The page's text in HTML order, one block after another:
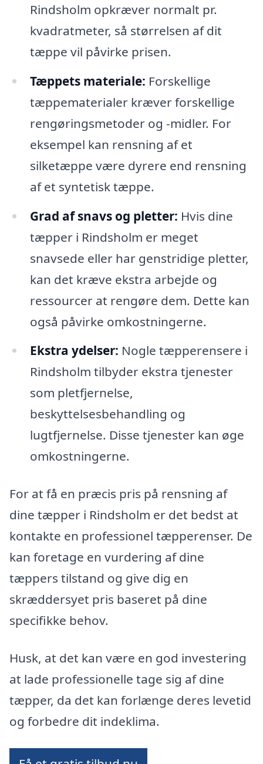
Rindsholm opkræver normalt pr.
kvadratmeter, så størrelsen af dit
tæppe vil påvirke prisen.
Tæppets materiale: Forskellige
tæppematerialer kræver forskellige
rengøringsmetoder og -midler. For
eksempel kan rensning af et
silketæppe være dyrere end rensning
af et syntetisk tæppe.
Grad af snavs og pletter: Hvis dine
tæpper i Rindsholm er meget
snavsede eller har genstridige pletter,
kan det kræve ekstra arbejde og
ressourcer at rengøre dem. Dette kan
også påvirke omkostningerne.
Ekstra ydelser: Nogle tæpperensere i
Rindsholm tilbyder ekstra tjenester
som pletfjernelse,
beskyttelsesbehandling og
lugtfjernelse. Disse tjenester kan øge
omkostningerne.
For at få en præcis pris på rensning af
dine tæpper i Rindsholm er det bedst at
kontakte en professionel tæpperenser. De
kan foretage en vurdering af dine
tæppers tilstand og give dig en
skræddersyet pris baseret på dine
specifikke behov.
Husk, at det kan være en god investering
at lade professionelle tage sig af dine
tæpper, da det kan forlænge deres levetid
og forbedre dit indeklima.